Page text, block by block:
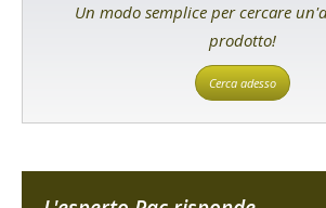
Un modo semplice per cercare
prodotto!
Cerca adesso